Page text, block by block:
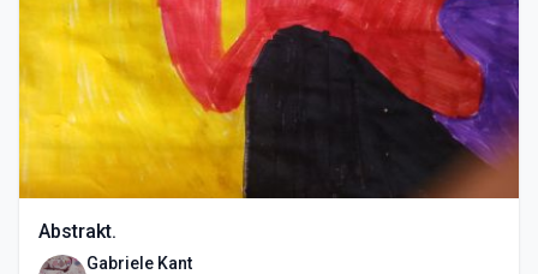
Abstrakt.
Gabriele Kant